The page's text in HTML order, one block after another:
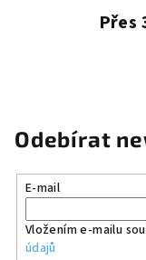
Přes
Odebírat
E-mail
Vložením e-mailu
údajů